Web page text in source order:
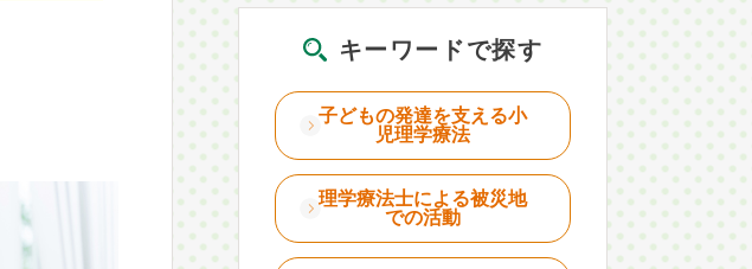
キーワードで探す
子どもの発達を支える小
児理学療法
理学療法士による被災地
での活動